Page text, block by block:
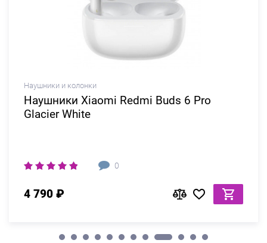
Наушники и колонки
Наушники Xiaomi Redmi Buds 6 Pro
Glacier White
0
4 790 ₽